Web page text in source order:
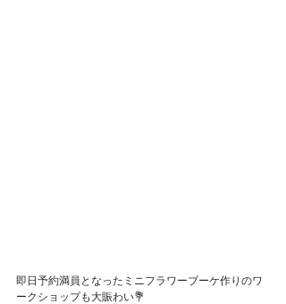
即日予約満員となったミニフラワーブーケ作りのワ
ークショップも大賑わい💐